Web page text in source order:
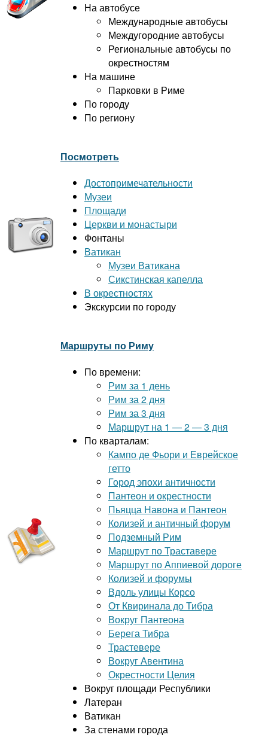
На автобусе
Международные автобусы
Междугородние автобусы
Региональные автобусы по
окрестностям
На машине
Парковки в Риме
По городу
По региону
Посмотреть
Достопримечательности
Музеи
Площади
Церкви и монастыри
Фонтаны
Ватикан
Музеи Ватикана
Сикстинская капелла
В окрестностях
Экскурсии по городу
Маршруты по Риму
По времени:
Рим за 1 день
Рим за 2 дня
Рим за 3 дня
Маршрут на 1 — 2 — 3 дня
По кварталам:
Кампо де Фьори и Еврейское
гетто
Город эпохи античности
Пантеон и окрестности
Пьяцца Навона и Пантеон
Колизей и античный форум
Подземный Рим
Маршрут по Траставере
Маршрут по Аппиевой дороге
Колизей и форумы
Вдоль улицы Корсо
От Квиринала до Тибра
Вокруг Пантеона
Берега Тибра
Трастевере
Вокруг Авентина
Окрестности Целия
Вокруг площади Республики
Латеран
Ватикан
За стенами города